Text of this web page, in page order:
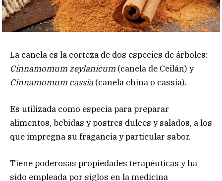
La canela es la corteza de dos especies de árboles:
Cinnamomum zeylanicum (canela de Ceilán) y
Cinnamomum cassia (canela china o cassia).
Es utilizada como especia para preparar
alimentos, bebidas y postres dulces y salados, a los
que impregna su fragancia y particular sabor.
Tiene poderosas propiedades terapéuticas y ha
sido empleada por siglos en la medicina